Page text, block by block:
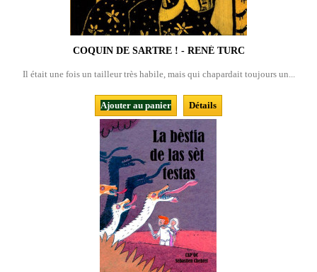
COQUIN DE SARTRE ! - RENÉ TURC
Il était une fois un tailleur très habile, mais qui chapardait toujours un...
Ajouter au panier Détails